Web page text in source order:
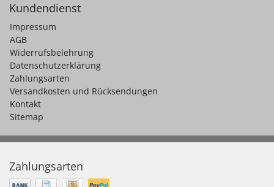
Kundendienst
Impressum
AGB
Widerrufsbelehrung
Datenschutzerklärung
Zahlungsarten
Versandkosten und Rücksendungen
Kontakt
Sitemap
Zahlungsarten